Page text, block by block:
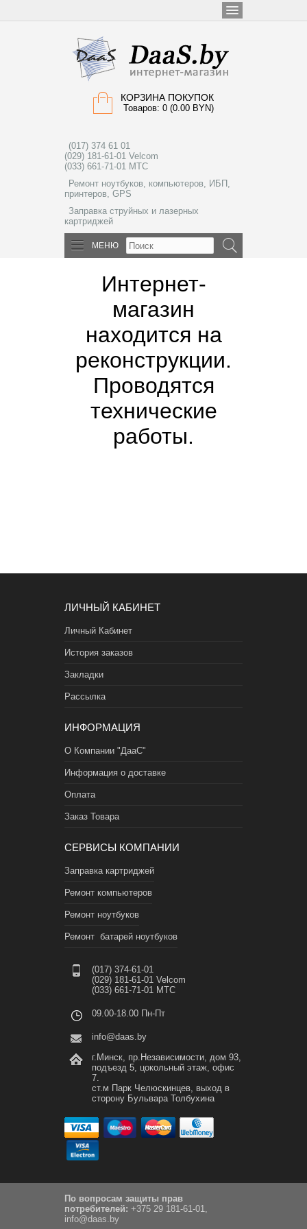
КОРЗИНА ПОКУПОК
Товаров: 0 (0.00 BYN)
(017) 374 61 01
(029) 181-61-01 Velcom
(033) 661-71-01 МТС
Ремонт ноутбуков, компьютеров, ИБП,
принтеров, GPS
Заправка струйных и лазерных
картриджей
МЕНЮ
Интернет-
магазин
находится на
реконструкции.
Проводятся
технические
работы.
ЛИЧНЫЙ КАБИНЕТ
Личный Кабинет
История заказов
Закладки
Рассылка
ИНФОРМАЦИЯ
О Компании "ДааС"
Информация о доставке
Оплата
Заказ Товара
СЕРВИСЫ КОМПАНИИ
Заправка картриджей
Ремонт компьютеров
Ремонт ноутбуков
Ремонт батарей ноутбуков
(017) 374-61-01
(029) 181-61-01 Velcom
(033) 661-71-01 МТС
09.00-18.00 Пн-Пт
info@daas.by
г.Минск, пр.Независимости, дом 93,
подъезд 5, цокольный этаж, офис
7.
ст.м Парк Челюскинцев, выход в
сторону Бульвара Толбухина
По вопросам защиты прав
потребителей: +375 29 181-61-01,
info@daas.by